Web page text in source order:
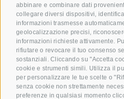
abbinare e combinare dati
collegare diversi dispositivi,
informazioni trasmesse
geolocalizzazione precisi,
informazioni richieste attivamente.
rifiutare o revocare il tuo consenso
sostanziali. Cliccando su "Accetta
cookie e strumenti simili. Utilizza il
per personalizzare le tue scelte o
senza cookie non strettamente
preferenze in qualsiasi momento
+39 0472 391 090
E-mail
info@krone.bz
Iscriviti alla newsletter